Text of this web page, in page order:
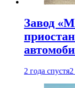
Завод
2 года спустя